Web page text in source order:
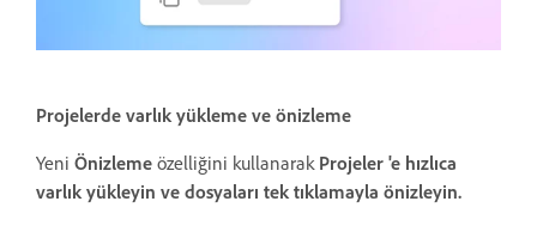
Projelerde varlık yükleme ve önizleme
Yeni Önizleme özelliğini kullanarak Projeler 'e hızlıca
varlık yükleyin ve dosyaları tek tıklamayla önizleyin.